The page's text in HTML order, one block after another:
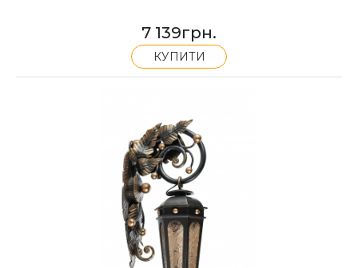
7 139грн.
КУПИТИ